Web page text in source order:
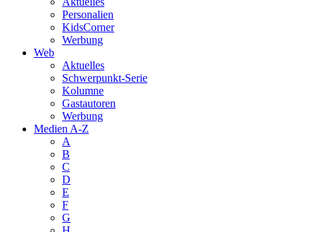
Personalien
KidsCorner
Werbung
Web
Aktuelles
Schwerpunkt-Serie
Kolumne
Gastautoren
Werbung
Medien A-Z
A
B
C
D
E
F
G